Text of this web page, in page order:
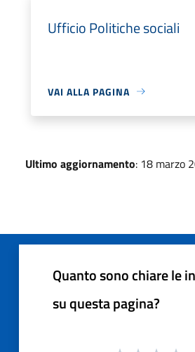
Ufficio Politiche sociali
VAI ALLA PAGINA
Ultimo aggiornamento: 18 marzo
Quanto sono chiare le
su questa pagina?